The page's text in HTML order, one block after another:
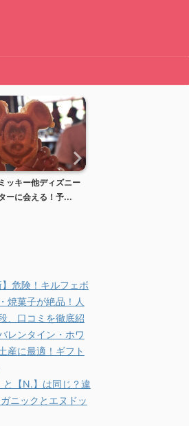
】ディズニーリゾート！
ニディズニーリゾー...
】危険！キルフェボ
焼菓子が絶品！人
、口コミを徹底紹
レンタイン・ホワ
産に最適！ギフト
と【N.】は同じ？違
ニックとエヌドッ